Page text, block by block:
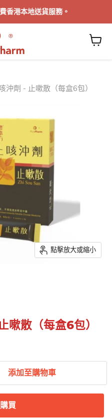
香港本地送貨服務。
沖劑 - 止嗽散（每盒6包）
點擊放大或縮小
散（每盒6包）
添加至購物車
買